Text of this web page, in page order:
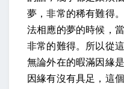
夢，非常的稀有難得
法相應的夢的時候，
非常的難得。所以從
無論外在的暇滿因緣
因緣有沒有具足，這